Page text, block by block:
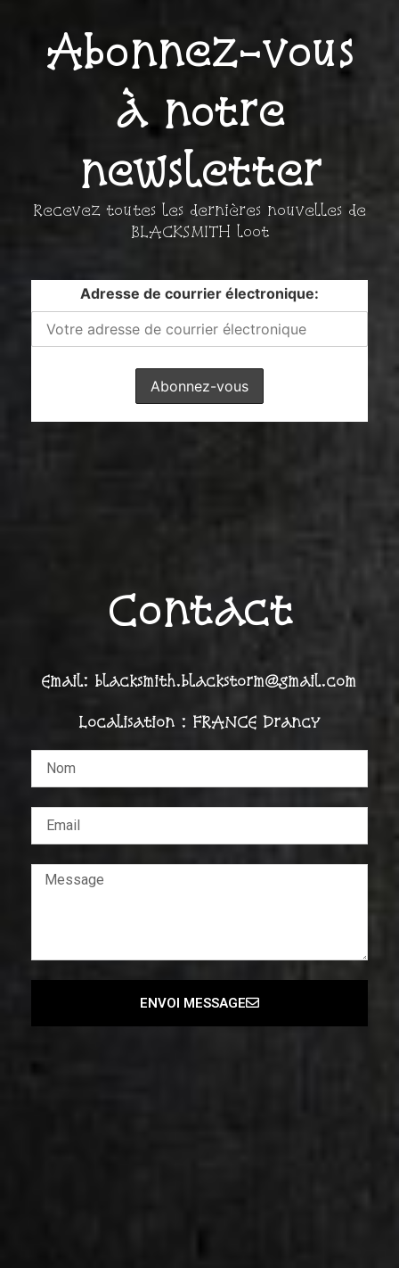
Abonnez-vous
à notre
newsletter
Recevez toutes les dernières nouvelles de
BLACKSMITH loot
Adresse de courrier électronique:
Contact
Localisation : FRANCE Drancy
Email: blacksmith.blackstorm@gmail.com
ENVOI MESSAGE